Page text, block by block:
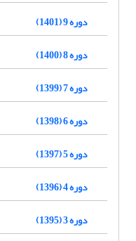
دوره 9 (1401)
دوره 8 (1400)
دوره 7 (1399)
دوره 6 (1398)
دوره 5 (1397)
دوره 4 (1396)
دوره 3 (1395)